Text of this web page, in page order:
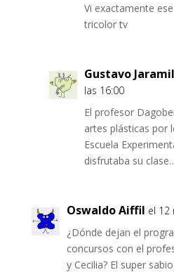
Vi exactamente
tricolor tv
Gustavo
las 16:00
El profesor
artes plásticas por
Escuela
disfrutaba su
Oswaldo Aiffil el 12
¿Dónde dejan el
concursos con el
y Cecilia? El super